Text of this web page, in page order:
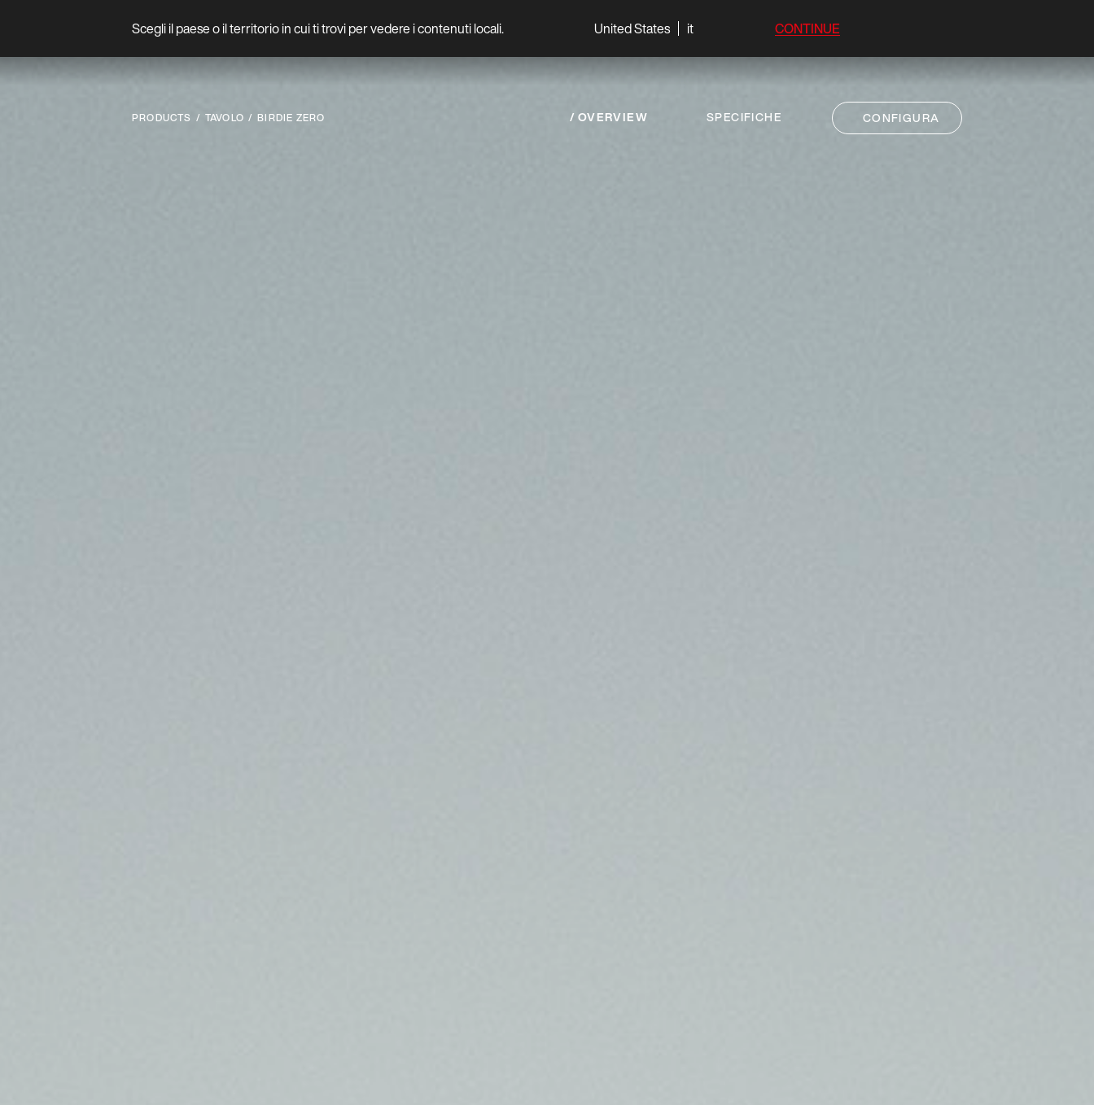
Scegli il paese o il territorio in cui ti trovi per vedere i contenuti locali. United States it CONTINUE
PRODUCTS TAVOLO BIRDIE ZERO OVERVIEW SPECIFICHE CONFIGURA